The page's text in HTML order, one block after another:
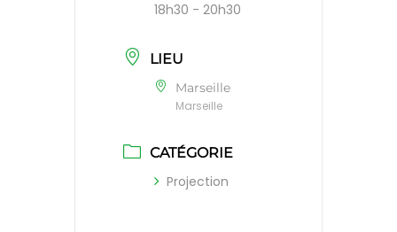
18h30 - 20h30
LIEU
Marseille
Marseille
CATÉGORIE
Projection